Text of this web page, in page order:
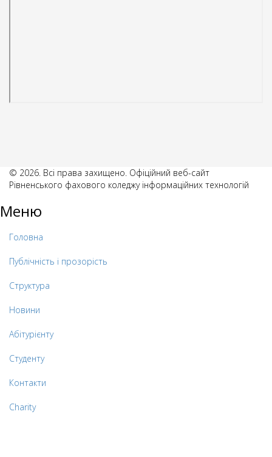
© 2026. Всі права захищено. Офіційний веб-сайт
Рівненського фахового коледжу інформаційних технологій
Меню
Головна
Публічність і прозорість
Структура
Новини
Абітурієнту
Студенту
Контакти
Charity